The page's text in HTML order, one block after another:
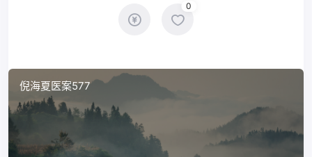
0
倪海夏医案577